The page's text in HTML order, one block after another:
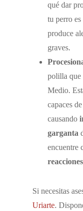
qué dar
tu perro
produce
graves.
polilla que
Medio.
capaces
causando
garganta
encuentre
Si necesitas
Uriarte.